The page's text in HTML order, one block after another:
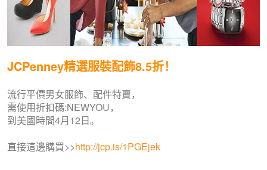
JCPenney精選服裝配飾8.5折！
流行平價男女服飾、配件特賣，
需使用折扣碼:NEWYOU，
到美國時間4月12日。
直接這邊購買>>http://jcp.is/1PGEjek